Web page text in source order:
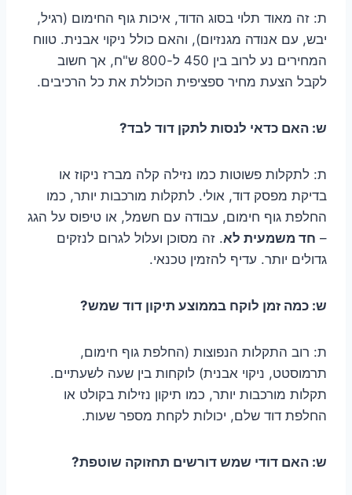
ת: זה מאוד תלוי בסוג הדוד, איכות גוף החימום (רגיל,
יבש, עם אנודה מגנזיום), והאם כולל ניקוי אבנית. טווח
המחירים נע לרוב בין 450 ל-800 ש"ח, אך חשוב
לקבל הצעת מחיר ספציפית הכוללת את כל הרכיבים.
ש: האם כדאי לנסות לתקן דוד לבד?
ת: לתקלות פשוטות כמו נזילה קלה מברז ניקוז או
בדיקת מפסק דוד, אולי. לתקלות מורכבות יותר, כמו
החלפת גוף חימום, עבודה עם חשמל, או טיפוס על הגג
– חד משמעית לא. זה מסוכן ועלול לגרום לנזקים
גדולים יותר. עדיף להזמין טכנאי.
ש: כמה זמן לוקח בממוצע תיקון דוד שמש?
ת: רוב התקלות הנפוצות (החלפת גוף חימום,
תרמוסטט, ניקוי אבנית) לוקחות בין שעה לשעתיים.
תקלות מורכבות יותר, כמו תיקון נזילות בקולט או
החלפת דוד שלם, יכולות לקחת מספר שעות.
ש: האם דודי שמש דורשים תחזוקה שוטפת?